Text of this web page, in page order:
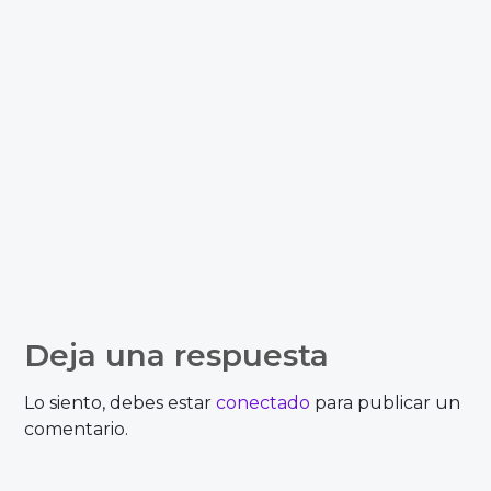
Deja una respuesta
Lo siento, debes estarconectado para publicar un
comentario.